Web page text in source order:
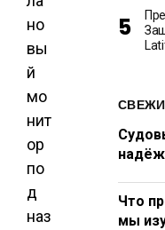
но
вы
й
мо
нит
ор
по
д
наз
Что
мы